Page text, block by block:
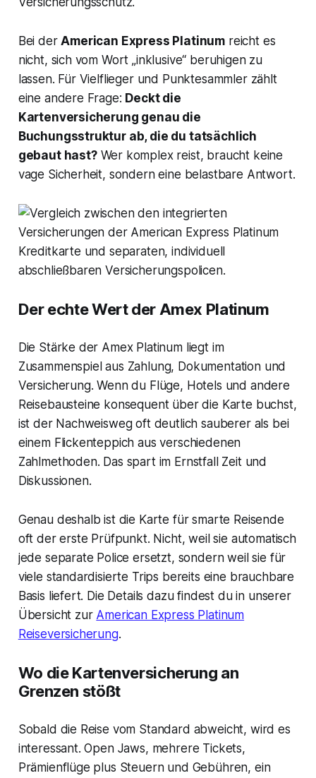
Bei derAmerican Express Platinum reicht es
nicht, sich vom Wort „inklusive“ beruhigen zu
lassen. Für Vielflieger und Punktesammler zählt
eine andere Frage: Deckt die
Kartenversicherung genau die
Buchungsstruktur ab, die du tatsächlich
gebaut hast?Wer komplex reist, braucht keine
vage Sicherheit, sondern eine belastbare Antwort.
Der echte Wert der Amex Platinum
Die Stärke der Amex Platinum liegt im
Zusammenspiel aus Zahlung, Dokumentation und
Versicherung. Wenn du Flüge, Hotels und andere
Reisebausteine konsequent über die Karte buchst,
ist der Nachweisweg oft deutlich sauberer als bei
einem Flickenteppich aus verschiedenen
Zahlmethoden. Das spart im Ernstfall Zeit und
Diskussionen.
Genau deshalb ist die Karte für smarte Reisende
oft der erste Prüfpunkt. Nicht, weil sie automatisch
jede separate Police ersetzt, sondern weil sie für
viele standardisierte Trips bereits eine brauchbare
Basis liefert. Die Details dazu findest du in unserer
Übersicht zur American Express Platinum
Reiseversicherung.
Wo die Kartenversicherung an
Grenzen stößt
Sobald die Reise vom Standard abweicht, wird es
interessant. Open Jaws, mehrere Tickets,
Prämienflüge plus Steuern und Gebühren, ein